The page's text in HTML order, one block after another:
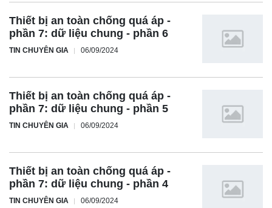
Thiết bị an toàn chống quá áp -
phần 7: dữ liệu chung - phần 6
TIN CHUYÊN GIA 06/09/2024
Thiết bị an toàn chống quá áp -
phần 7: dữ liệu chung - phần 5
TIN CHUYÊN GIA 06/09/2024
Thiết bị an toàn chống quá áp -
phần 7: dữ liệu chung - phần 4
TIN CHUYÊN GIA 06/09/2024